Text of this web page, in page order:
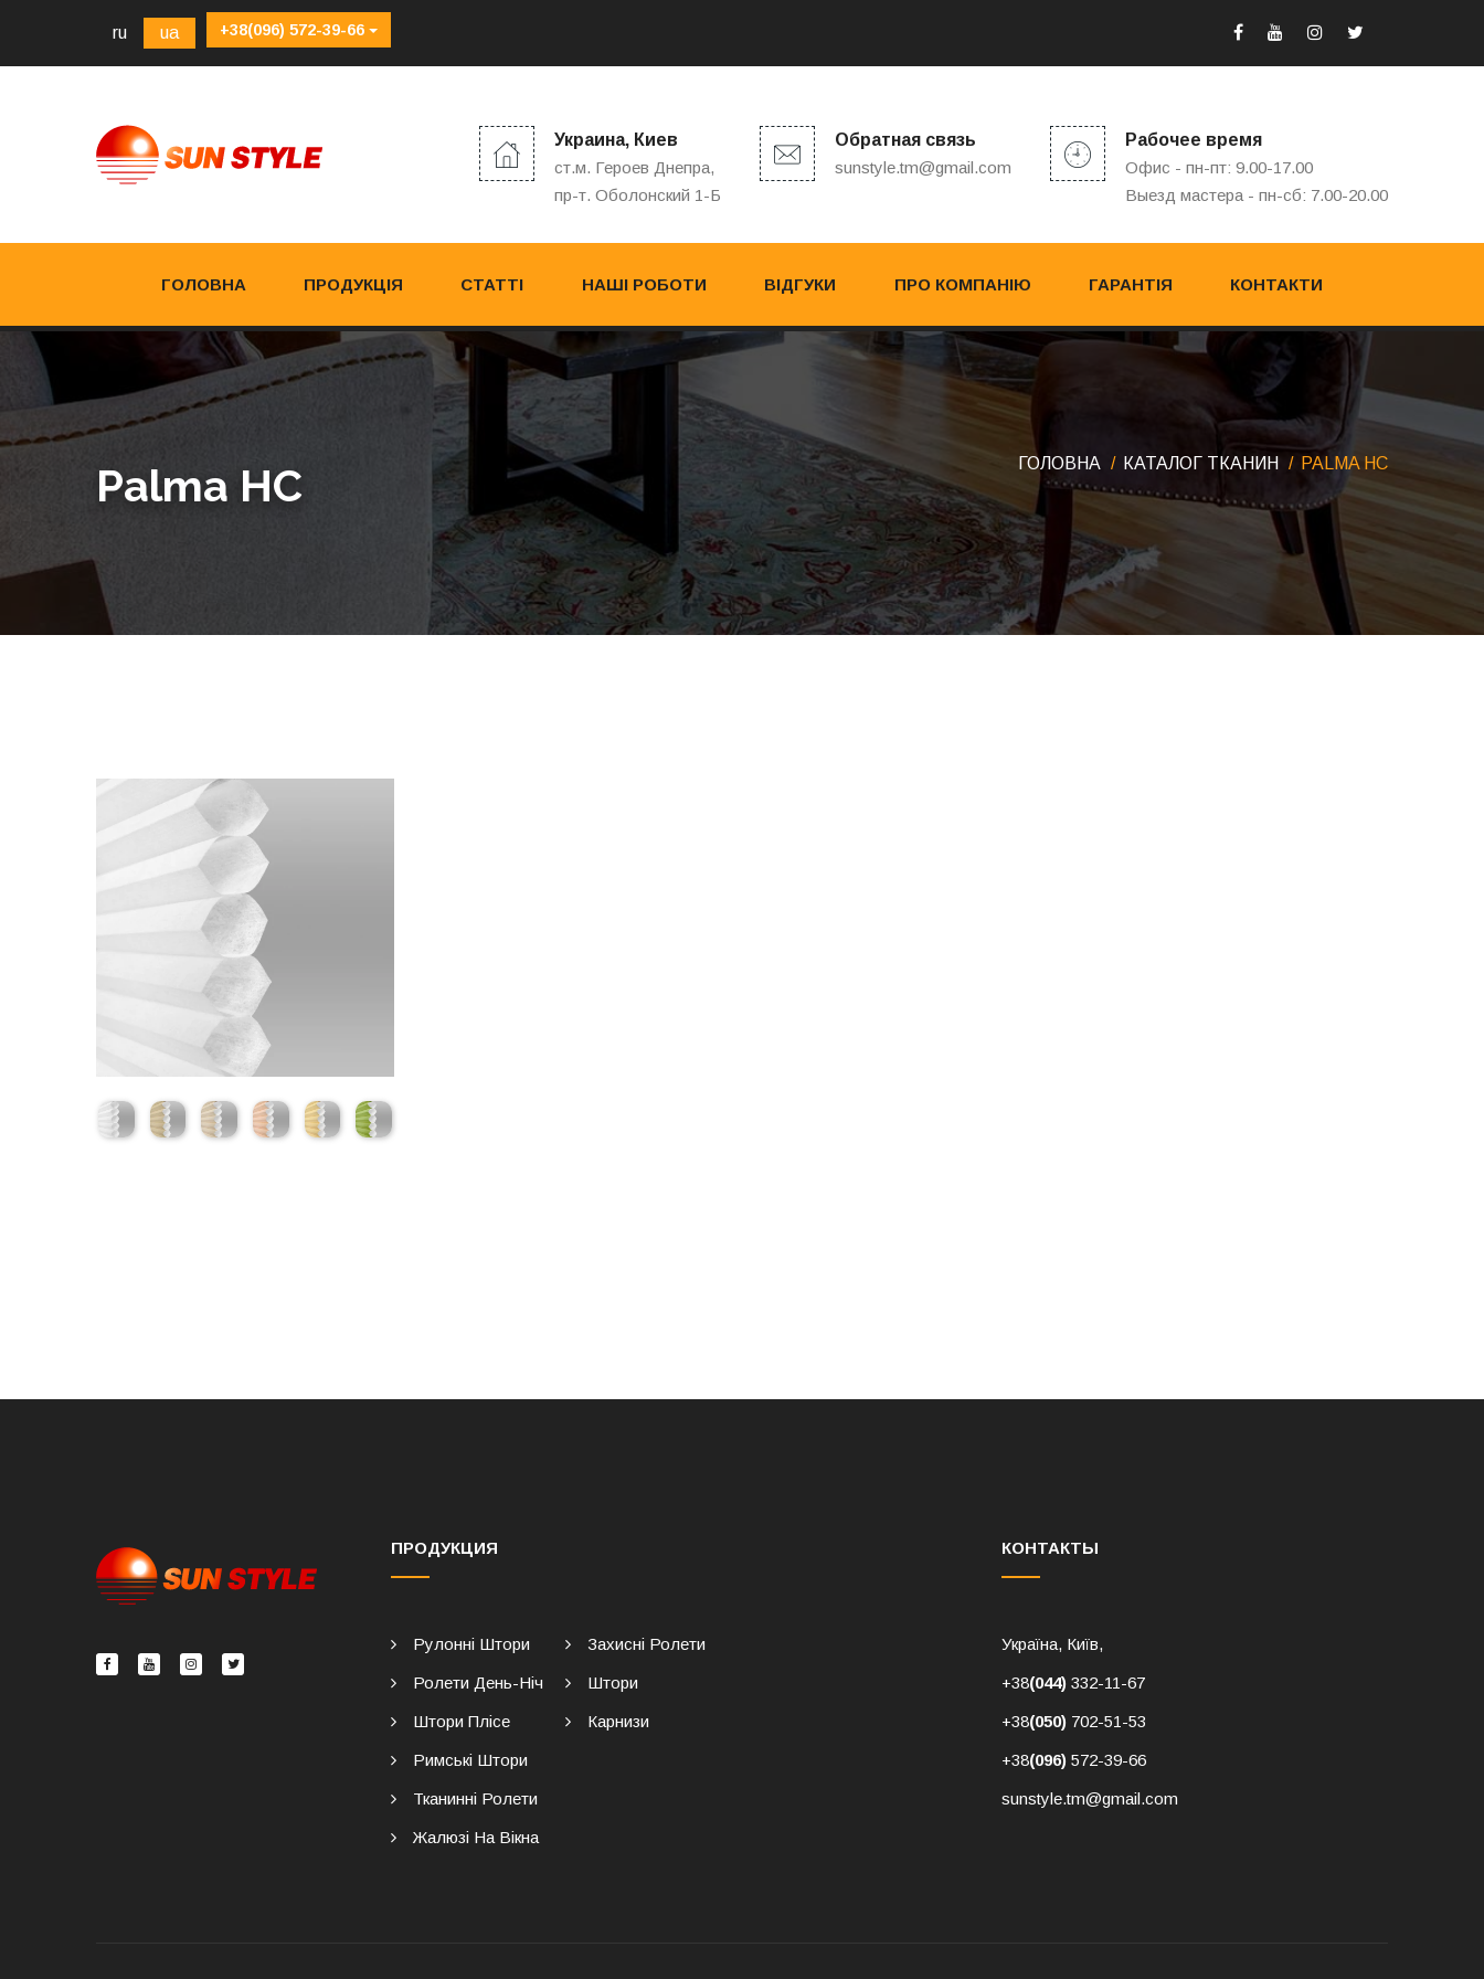
ru ua +38(096) 572-39-66
Украина, Киев
ст.м. Героев Днепра,
пр-т. Оболонский 1-Б
Обратная связь
sunstyle.tm@gmail.com
Рабочее время
Офис - пн-пт: 9.00-17.00
Выезд мастера - пн-сб: 7.00-20.00
ГОЛОВНА ПРОДУКЦІЯ СТАТТІ НАШІ РОБОТИ ВІДГУКИ ПРО КОМПАНІЮ ГАРАНТІЯ КОНТАКТИ
Palma HC ГОЛОВНА КАТАЛОГ ТКАНИН PALMA HC
ПРОДУКЦИЯ
Рулонні Штори
Ролети День-Ніч
Штори Плісе
Римські Штори
Тканинні Ролети
Жалюзі На Вікна
Захисні Ролети
Штори
Карнизи
КОНТАКТЫ
Україна, Київ,
+38(044) 332-11-67
+38(050) 702-51-53
+38(096) 572-39-66
sunstyle.tm@gmail.com